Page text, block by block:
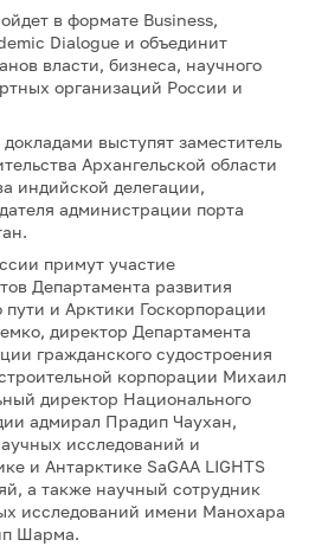
в формате Business,
Dialogue и объединит
власти, бизнеса, научного
организаций России и
выступят заместитель
Архангельской области
индийской делегации,
администрации порта
примут участие
Департамента развития
пути и Арктики Госкорпорации
директор Департамента
гражданского судостроения
корпорации Михаил
директор Национального
адмирал Прадип Чаухан,
исследований и
и Антарктике SaGAA LIGHTS
а также научный сотрудник
исследований имени Манохара
Шарма.